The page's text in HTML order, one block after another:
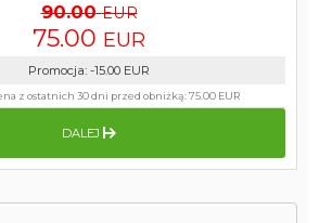
90.00 EUR
75.00 EUR
Promocja: -15.00 EUR
z ostatnich 30 dni przed obniżką:75.00 EUR
DALEJ